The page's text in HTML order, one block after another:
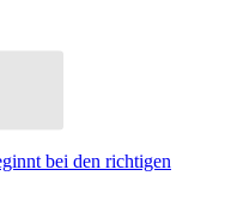
bei den richtigen